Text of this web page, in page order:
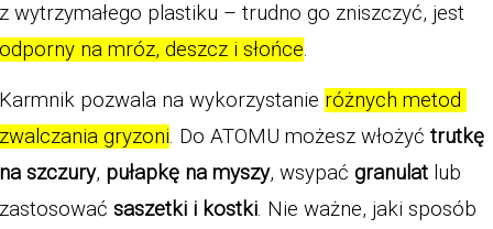
z wytrzymałego plastiku – trudno go zniszczyć, jest
na mróz, deszcz i słońce.
pozwala na wykorzystanie różnych metod
gryzoni. Do ATOMU możesz włożyć trutkę
szczury, pułapkę na myszy, wsypać granulat lub
saszetki i kostki. Nie ważne, jaki sposób